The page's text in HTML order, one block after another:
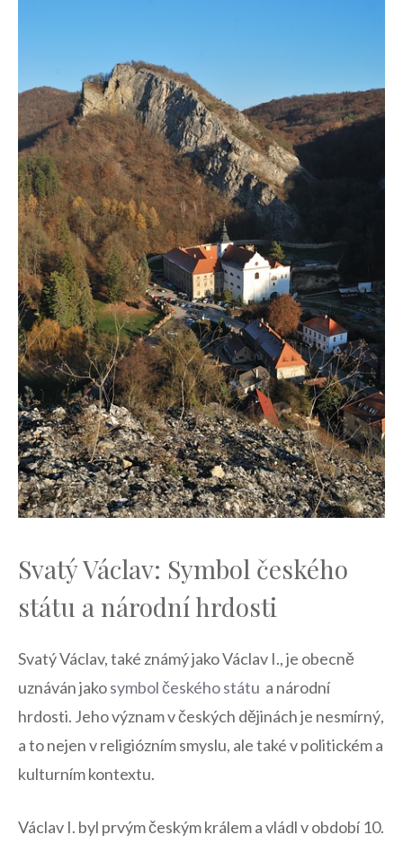
Svatý Václav: Symbol českého
státu a národní hrdosti
Svatý ‍Václav, také známý jako Václav‌ I., je obecně
uznáván jakosymbol českého státu ⁣ a národní
‌hrdosti. ​Jeho význam v českých dějinách je‍ nesmírný,
a to⁣ nejen v religiózním smyslu, ale také v ⁤politickém a
kulturním kontextu.
Václav I. ‍byl prvým českým králem a vládl v období 10.